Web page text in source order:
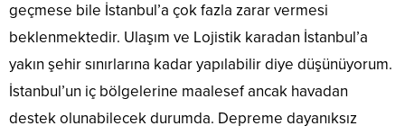
geçmese bile İstanbul’a çok fazla zarar vermesi
beklenmektedir. Ulaşım ve Lojistik karadan İstanbul’a
yakın şehir sınırlarına kadar yapılabilir diye düşünüyorum.
İstanbul’un iç bölgelerine maalesef ancak havadan
destek olunabilecek durumda. Depreme dayanıksız